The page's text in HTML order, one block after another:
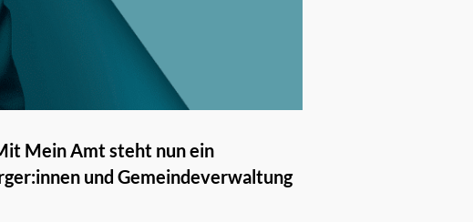
Mein Amt steht nun ein
und Gemeindeverwaltung